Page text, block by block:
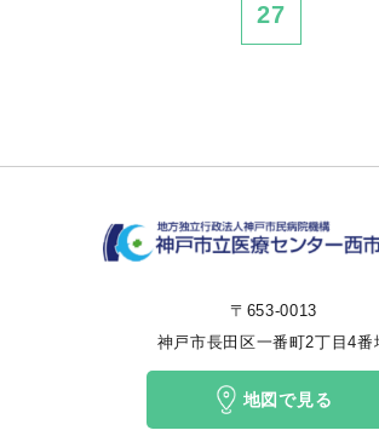
27
〒653-0013
神戸市長田区一番町2丁目4番
地図で見る